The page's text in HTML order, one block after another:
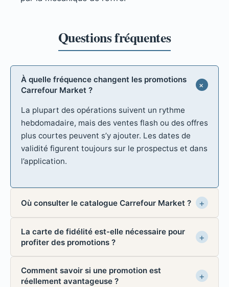
À quelle fréquence changent les promotions
Carrefour Market ?
La plupart des opérations suivent un rythme
hebdomadaire, mais des ventes flash ou des offres
plus courtes peuvent s’y ajouter. Les dates de
validité figurent toujours sur le prospectus et dans
l’application.
Où consulter le catalogue Carrefour Market ?
La carte de fidélité est-elle nécessaire pour
profiter des promotions ?
Comment savoir si une promotion est
réellement avantageuse ?